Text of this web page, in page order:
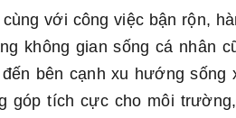
với công việc bận rộn,
không gian sống cá nhân
bên cạnh xu hướng sống
góp tích cực cho môi